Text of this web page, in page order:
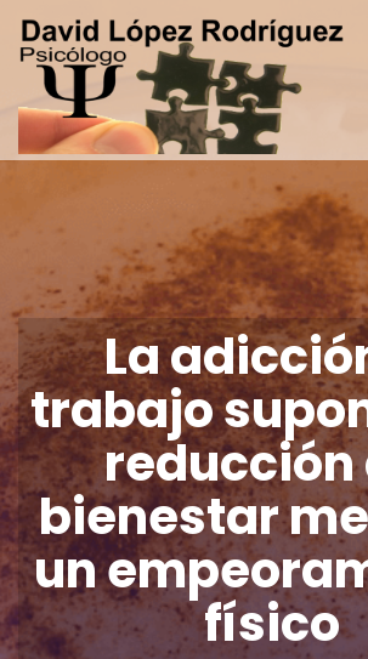
La
trabajo
reducción
bienestar
un
físico